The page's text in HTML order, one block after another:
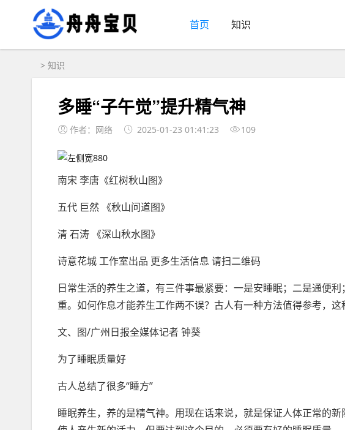
首页 知识
> 知识
多睡“子午觉”提升精气神
作者：网络 2025-01-23 01:41:23 109
南宋 李唐《红树秋山图》
五代 巨然 《秋山问道图》
清 石涛 《深山秋水图》
诗意花城 工作室出品 更多生活信息 请扫二维码
日常生活的养生之道，有三件事最紧要：一是安睡眠；二是通便
重。如何作息才能养生工作两不误？古人有一种方法值得参考，这
文、图/广州日报全媒体记者 钟葵
为了睡眠质量好
古人总结了很多“睡方”
睡眠养生，养的是精气神。用现在话来说，就是保证人体正常的新